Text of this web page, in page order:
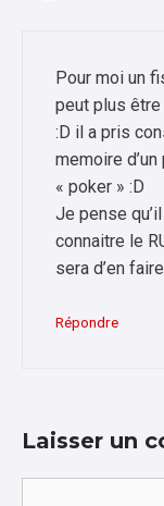
Pour moi un
peut plus
:D il a pris
memoire
« poker » :D
Je pense
connaitre le
sera d’en
Répondre
Laisser un